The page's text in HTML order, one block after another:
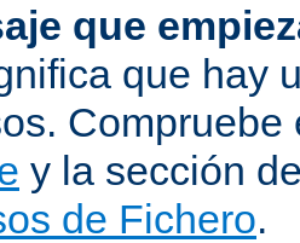
que
que hay
y la sección
de Fichero.